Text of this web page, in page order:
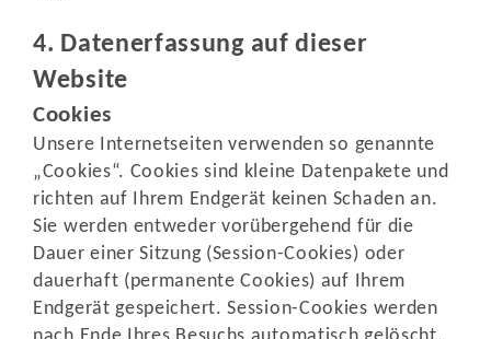
4. Datenerfassung auf dieser
Website
Cookies
Unsere Internetseiten verwenden so genannte
„Cookies“. Cookies sind kleine Datenpakete und
richten auf Ihrem Endgerät keinen Schaden an.
Sie werden entweder vorübergehend für die
Dauer einer Sitzung (Session-Cookies) oder
dauerhaft (permanente Cookies) auf Ihrem
Endgerät gespeichert. Session-Cookies werden